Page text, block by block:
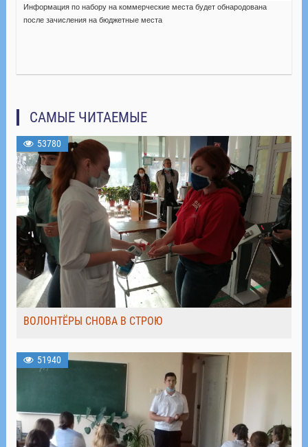
Информация по набору на коммерческие места будет обнародована
после зачисления на бюджетные места
САМЫЕ ЧИТАЕМЫЕ
53780
ВОЛОНТЁРЫ СНОВА В СТРОЮ
51940